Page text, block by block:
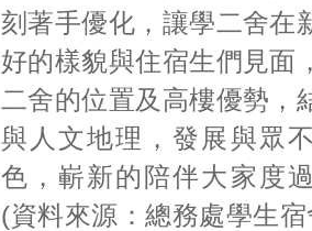
刻著手優化，讓學二舍在
好的樣貌與住宿生們見面
二舍的位置及高樓優勢，
與人文地理，發展與眾
色，嶄新的陪伴大家度
(資料來源：總務處學生